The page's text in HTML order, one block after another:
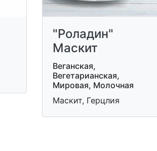
"Роладин"
Маскит
Веганская,
Вегетарианская,
Мировая, Молочная
Маскит, Герцлия